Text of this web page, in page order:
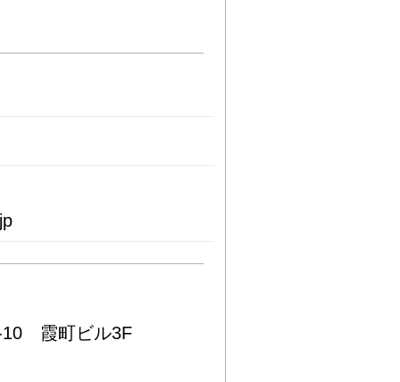
10 霞町ビル3F